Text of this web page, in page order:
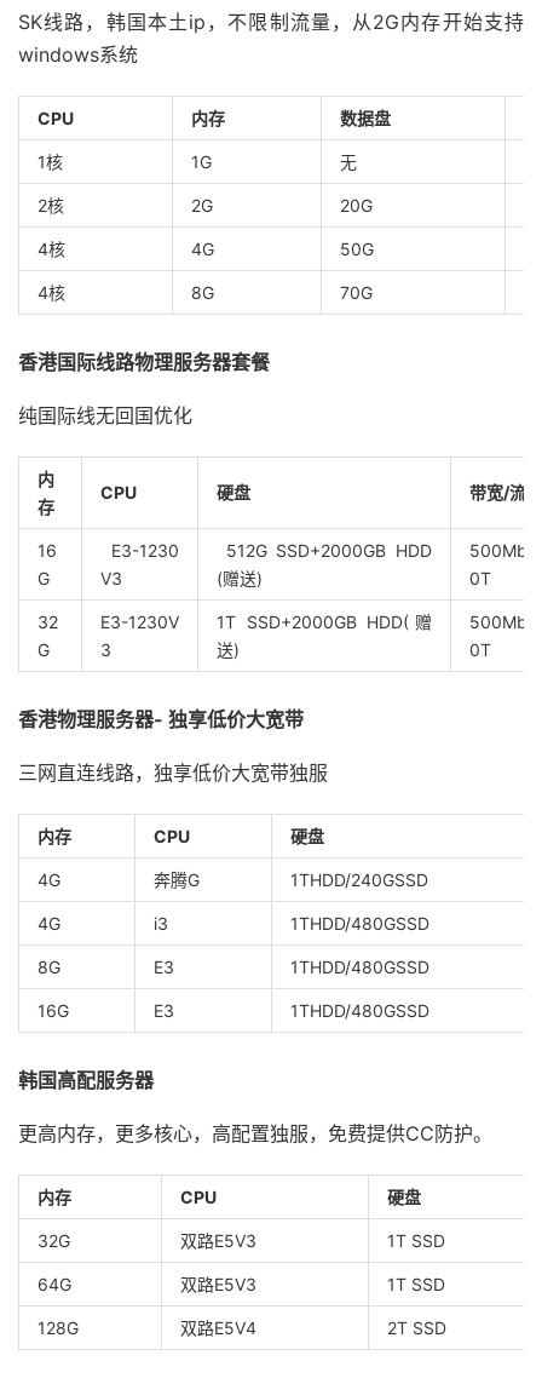
SK线路，韩国本土ip，不限制流量，从2G内存开始支持
windows系统
CPU 内存 数据盘
1核 1G 无
2核 2G 20G
4核 4G 50G
4核 8G 70G
香港国际线路物理服务器套餐
纯国际线无回国优化
内
存
CPU 硬盘 带宽/流量
16
G
E3-1230
V3
512G SSD+2000GB HDD
(赠送)
0T
32
G
E3-1230V
3
1T SSD+2000GB HDD(赠
送)
0T
香港物理服务器- 独享低价大宽带
三网直连线路，独享低价大宽带独服
内存 CPU 硬盘
4G 奔腾G 1THDD/240GSSD
4G i3 1THDD/480GSSD
8G E3 1THDD/480GSSD
16G E3 1THDD/480GSSD
韩国高配服务器
更高内存，更多核心，高配置独服，免费提供CC防护。
内存 CPU 硬盘
32G 双路E5V3 1T SSD
64G 双路E5V3 1T SSD
128G 双路E5V4 2T SSD